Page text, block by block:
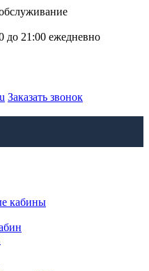
до 21:00 ежедневно
Заказать звонок
кабины